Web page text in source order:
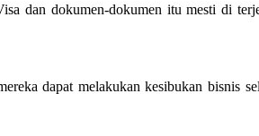
dan dokumen-dokumen itu mesti di
dapat melakukan kesibukan bisnis